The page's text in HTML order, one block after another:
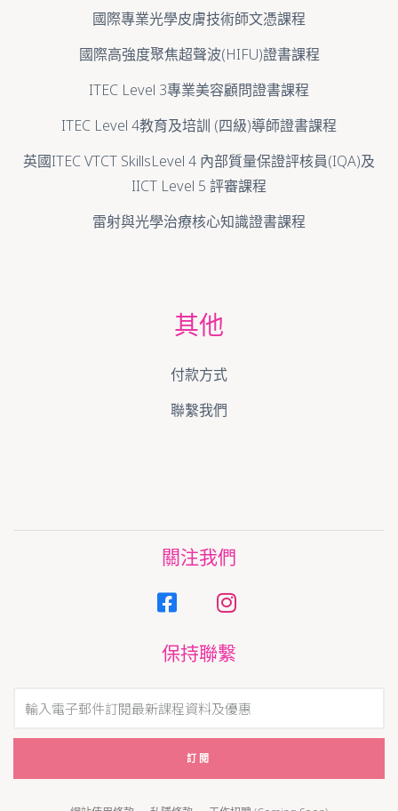
國際專業光學皮膚技術師文憑課程
國際高強度聚焦超聲波(HIFU)證書課程
ITEC Level 3專業美容顧問證書課程
ITEC Level 4教育及培訓 (四級)導師證書課程
英國ITEC VTCT SkillsLevel 4 內部質量保證評核員(IQA)及
IICT Level 5 評審課程
雷射與光學治療核心知識證書課程
其他
付款方式
聯繫我們
關注我們
保持聯繫
訂閱